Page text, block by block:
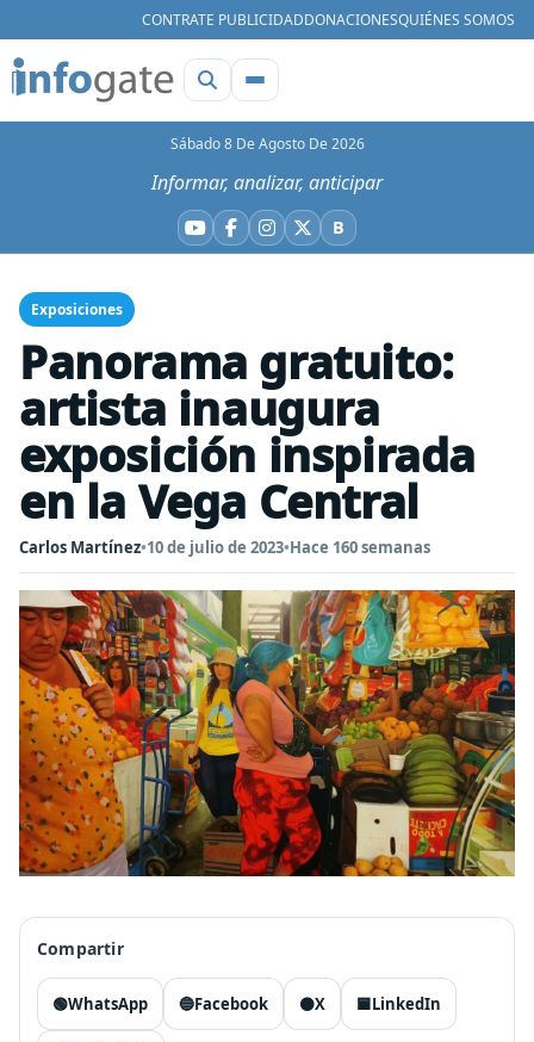
CONTRATE PUBLICIDADDONACIONESQUIÉNES SOMOS
Sábado 8 De Agosto De 2026
Informar, analizar, anticipar
YouTube
Facebook
Instagram
X BBluesky
Exposiciones
Panorama gratuito:
artista inaugura
exposición inspirada
en la Vega Central
Carlos Martínez•10 de julio de 2023•Hace 160 semanas
Compartir
🟢WhatsApp 🔵Facebook ⚫X 🟦LinkedIn